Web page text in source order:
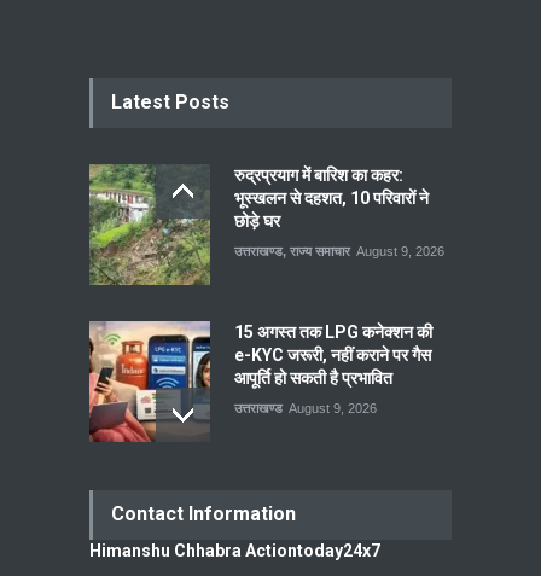
Latest Posts
रुद्रप्रयाग में बारिश का कहर:
भूस्खलन से दहशत, 10 परिवारों ने
छोड़े घर
उत्तराखण्ड, राज्य समाचार August 9, 2026
15 अगस्त तक LPG कनेक्शन की
e-KYC जरूरी, नहीं कराने पर गैस
आपूर्ति हो सकती है प्रभावित
उत्तराखण्ड August 9, 2026
Contact Information
Himanshu Chhabra Actiontoday24x7